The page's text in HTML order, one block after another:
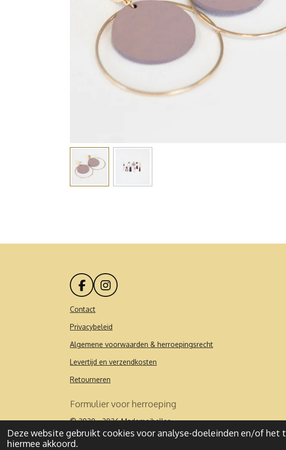
Deze website gebruikt cookies voor analyse-doeleinden en/of
hiermee akkoord.
F
a
c
b
o
k
I
n
a
g
a
Contact
Privacybeleid
Algemene voorwaarden & herroepingsrecht
Levertijd en verzendkosten
Retourneren
Formulier voor herroeping
© 2020 - 2026 Mademoibelles